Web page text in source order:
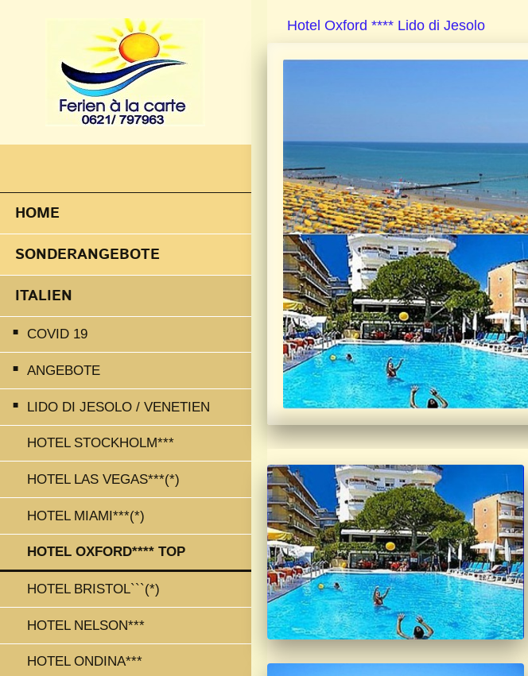
HOME
SONDERANGEBOTE
ITALIEN
COVID 19
ANGEBOTE
LIDO DI JESOLO / VENETIEN
HOTEL STOCKHOLM***
HOTEL LAS VEGAS***(*)
HOTEL MIAMI***(*)
HOTEL OXFORD**** TOP
HOTEL BRISTOL```(*)
HOTEL NELSON***
HOTEL ONDINA***
Hotel Oxford **** Lido di Jesolo